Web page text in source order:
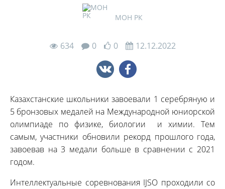
МОН РК
634 0 0 12.12.2022
Казахстанские школьники завоевали 1 серебряную и
5 бронзовых медалей на Международной юниорской
олимпиаде по физике, биологии и химии. Тем
самым, участники обновили рекорд прошлого года,
завоевав на 3 медали больше в сравнении с 2021
годом.
Интеллектуальные соревнования IJSO проходили со